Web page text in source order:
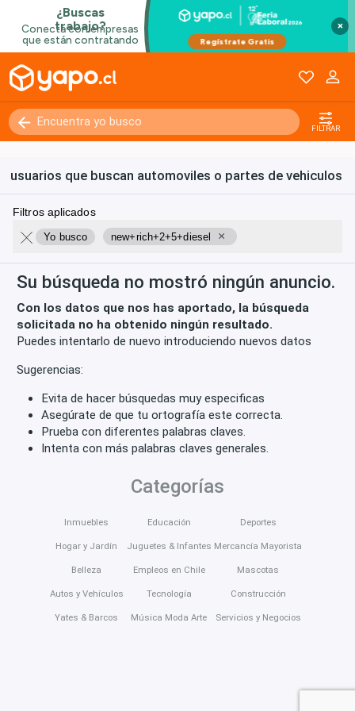
×
FILTRAR
usuarios que buscan automoviles o partes de vehiculos
Filtros aplicados
Yo busco new+rich+2+5+diesel ×
Su búsqueda no mostró ningún anuncio.
Con los datos que nos has aportado, la búsqueda
solicitada no ha obtenido ningún resultado.
Puedes intentarlo de nuevo introduciendo nuevos datos
Sugerencias:
Evita de hacer búsquedas muy especificas
Asegúrate de que tu ortografía este correcta.
Prueba con diferentes palabras claves.
Intenta con más palabras claves generales.
Categorías
Inmuebles
Hogar y Jardín
Belleza
Autos y Vehículos
Yates & Barcos
Educación
Juguetes & Infantes
Empleos en Chile
Tecnología
Música Moda Arte
Deportes
Mercancía Mayorista
Mascotas
Construcción
Servicios y Negocios